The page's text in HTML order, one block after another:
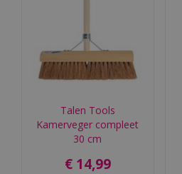
Talen Tools
Kamerveger compleet
30 cm
€ 14,99